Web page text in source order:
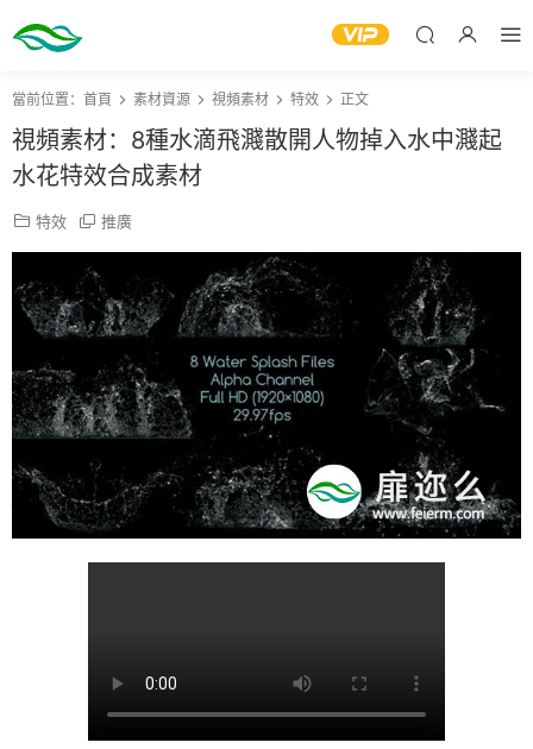
當前位置： 首頁 素材資源 視頻素材 特效 正文
視頻素材：8種水滴飛濺散開人物掉入水中濺起
水花特效合成素材
特效 推廣